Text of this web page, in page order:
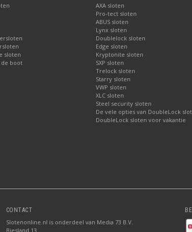
sloten
de boot
AXA sloten
Pro-tect sloten
ABUS sloten
Lynx sloten
Doublelock sloten
Edge sloten
Kryptonite sloten
SXP sloten
Trelock sloten
Starry sloten
VWP sloten
XLC sloten
Steel security sloten
De vele opties van DoubleLock
DoubleLock sloten voor vakantie
CONTACT
Slotenonline.nl is onderdeel van Media 73 B.V.
Biesland 13